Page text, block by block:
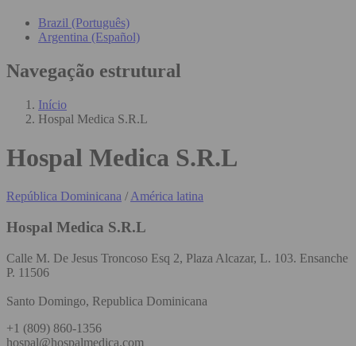
Brazil (Português)
Argentina (Español)
Navegação estrutural
Início
Hospal Medica S.R.L
Hospal Medica S.R.L
República Dominicana /América latina
Hospal Medica S.R.L
Calle M. De Jesus Troncoso Esq 2, Plaza Alcazar, L. 103. Ensanche
P. 11506
Santo Domingo, Republica Dominicana
+1 (809) 860-1356
hospal@hospalmedica.com